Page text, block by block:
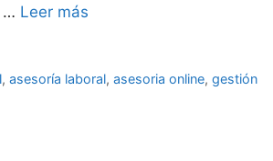
… Leer más
,asesoría laboral,asesoria online,gestión